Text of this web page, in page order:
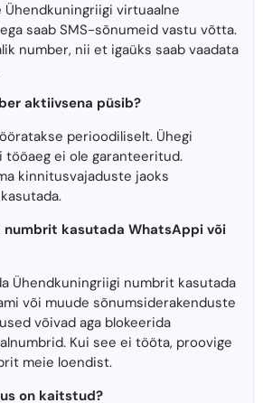
Ühendkuningriigi virtuaalne
saab SMS-sõnumeid vastu võtta.
number, nii et igaüks saab vaadata
aktiivsena püsib?
perioodiliselt. Ühegi
tööaeg ei ole garanteeritud.
kinnitusvajaduste jaoks
numbrit kasutada WhatsAppi või
Ühendkuningriigi numbrit kasutada
või muude sõnumsiderakenduste
võivad aga blokeerida
Kui see ei tööta, proovige
meie loendist.
on kaitstud?